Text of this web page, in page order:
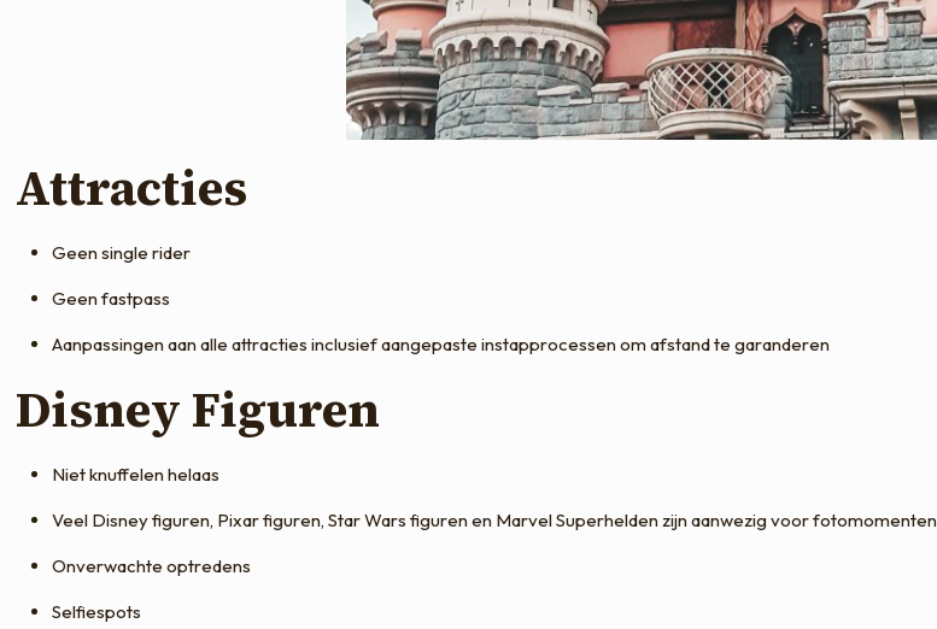
Attracties
Geen single rider
Geen fastpass
Aanpassingen aan alle attracties inclusief aangepaste instapprocessen om afstand te garanderen
Disney Figuren
Niet knuffelen helaas
Veel Disney figuren, Pixar figuren, Star Wars figuren en Marvel Superhelden zijn aanwezig voor fotomomenten
Onverwachte optredens
Selfiespots